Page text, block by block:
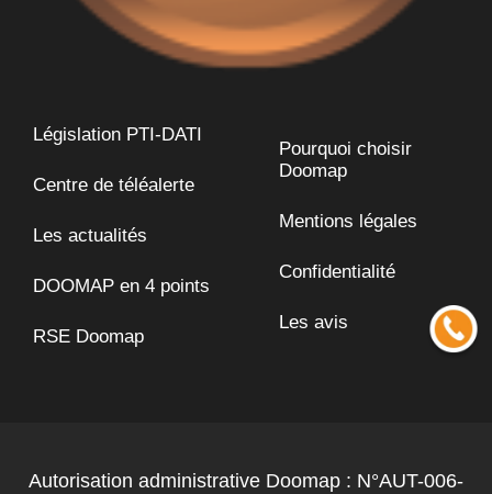
Législation PTI-DATI
Centre de téléalerte
Les actualités
DOOMAP en 4 points
RSE Doomap
Pourquoi choisir
Doomap
Mentions légales
Confidentialité
Les avis
Autorisation administrative Doomap : N°AUT-006-